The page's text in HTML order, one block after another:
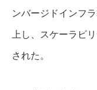
ンバージドインフ
上し、スケーラビ
された。